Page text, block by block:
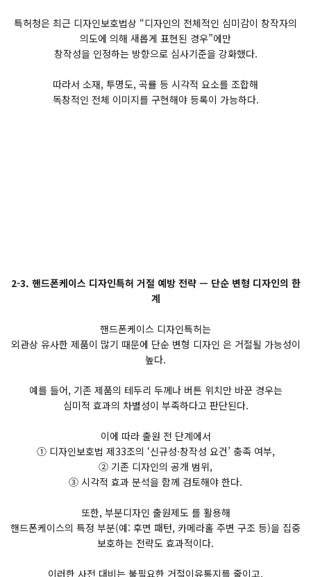
특허청은 최근 디자인보호법상 “디자인의 전체적인 심미감이 창작자의
의도에 의해 새롭게 표현된 경우”에만
창작성을 인정하는 방향으로 심사기준을 강화했다.
따라서 소재, 투명도, 곡률 등 시각적 요소를 조합해
독창적인 전체 이미지를 구현해야 등록이 가능하다.
2-3. 핸드폰케이스 디자인특허 거절 예방 전략 — 단순 변형 디자인의 한
계
핸드폰케이스 디자인특허는
외관상 유사한 제품이 많기 때문에 단순 변형 디자인 은 거절될 가능성이
높다.
예를 들어, 기존 제품의 테두리 두께나 버튼 위치만 바꾼 경우는
심미적 효과의 차별성이 부족하다고 판단된다.
이에 따라 출원 전 단계에서
① 디자인보호법 제33조의 ‘신규성·창작성 요건’ 충족 여부,
② 기존 디자인의 공개 범위,
③ 시각적 효과 분석을 함께 검토해야 한다.
또한, 부분디자인 출원제도 를 활용해
핸드폰케이스의 특정 부분(예: 후면 패턴, 카메라홀 주변 구조 등)을 집중
보호하는 전략도 효과적이다.
이러한 사전 대비는 불필요한 거절이유통지를 줄이고,